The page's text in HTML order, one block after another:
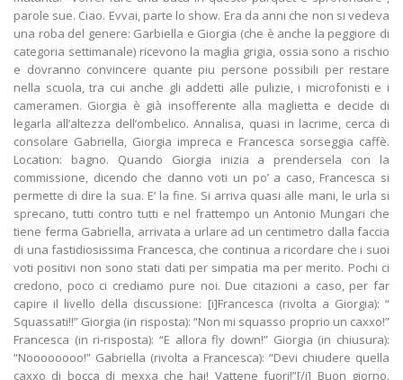
parole sue. Ciao. Evvai, parte lo show. Era da anni che non si vedeva
una roba del genere: Garbiella e Giorgia (che è anche la peggiore di
categoria settimanale) ricevono la maglia grigia, ossia sono a rischio
e dovranno convincere quante piu persone possibili per restare
nella scuola, tra cui anche gli addetti alle pulizie, i microfonisti e i
cameramen. Giorgia è già insofferente alla maglietta e decide di
legarla all’altezza dell’ombelico. Annalisa, quasi in lacrime, cerca di
consolare Gabriella, Giorgia impreca e Francesca sorseggia caffè.
Location: bagno. Quando Giorgia inizia a prendersela con la
commissione, dicendo che danno voti un po’ a caso, Francesca si
permette di dire la sua. E’ la fine. Si arriva quasi alle mani, le urla si
sprecano, tutti contro tutti e nel frattempo un Antonio Mungari che
tiene ferma Gabriella, arrivata a urlare ad un centimetro dalla faccia
di una fastidiosissima Francesca, che continua a ricordare che i suoi
voti positivi non sono stati dati per simpatia ma per merito. Pochi ci
credono, poco ci crediamo pure noi. Due citazioni a caso, per far
capire il livello della discussione: [i]Francesca (rivolta a Giorgia): “
Squassati!!” Giorgia (in risposta): “Non mi squasso proprio un caxxo!”
Francesca (in ri-risposta): “E allora fly down!” Giorgia (in chiusura):
“Noooooooo!” Gabriella (rivolta a Francesca): “Devi chiudere quella
caxxo di bocca di mexxa che hai! Vattene fuori!”[/i] Buon giorno.